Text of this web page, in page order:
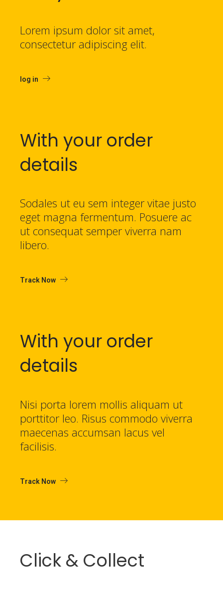
Lorem ipsum dolor sit amet,
consectetur adipiscing elit.
log in
With your order
details
Sodales ut eu sem integer vitae justo
eget magna fermentum. Posuere ac
ut consequat semper viverra nam
libero.
Track Now
With your order
details
Nisi porta lorem mollis aliquam ut
porttitor leo. Risus commodo viverra
maecenas accumsan lacus vel
facilisis.
Track Now
Click & Collect